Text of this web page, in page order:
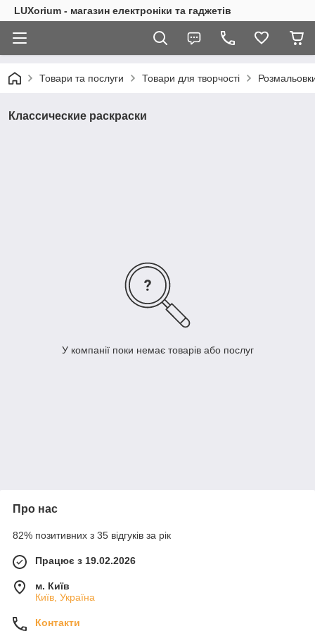
LUXorium - магазин електроніки та гаджетів
Товари та послуги Товари для творчості
Классические раскраски
У компанії поки немає товарів або послуг
Про нас
82% позитивних з 35 відгуків за рік
Працює з 19.02.2026
м. Київ
Київ, Україна
Контакти